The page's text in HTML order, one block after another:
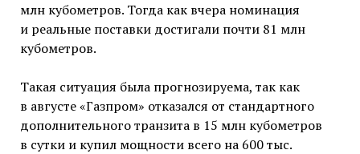
млн кубометров. Тогда как вчера номинация
и реальные поставки достигали почти 81 млн
кубометров.
Такая ситуация была прогнозируема, так как
в августе «Газпром» отказался от стандартного
дополнительного транзита в 15 млн кубометров
в сутки и купил мощности всего на 600 тыс.